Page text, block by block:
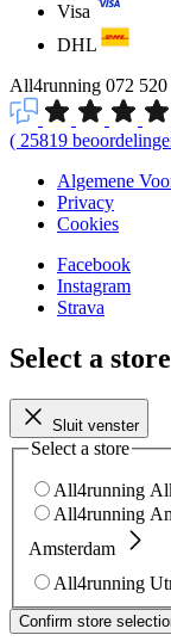
Visa
DHL
All4running 072
( 25819
Algemene
Privacy
Cookies
Facebook
Instagram
Strava
Select a store
Sluit venster
Select a store
All4running
All4running
Amsterdam
All4running
Confirm store